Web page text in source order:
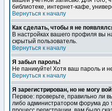
библиотеке, интернет-кафе,
Вернуться к началу
Как сделать, чтобы я не
В настройках вашего профиля вы
скрытый пользователь.
Вернуться к началу
Я забыл пароль!
Не паникуйте! Хотя ваш пароль и
Вернуться к началу
Я зарегистрирован, но не могу
Первое: проверьте, правильно ли
либо администратором форума до